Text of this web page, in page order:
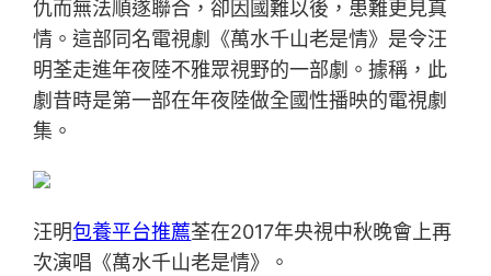
仇而無法順遂聯合，卻因國難以後，患難更見真
情。這部同名電視劇《萬水千山老是情》是令汪
明荃走進年夜陸不雅眾視野的一部劇。據稱，此
劇昔時是第一部在年夜陸做全國性播映的電視劇
集。
汪明包養平台推薦荃在2017年央視中秋晚會上再
次演唱《萬水千山老是情》。